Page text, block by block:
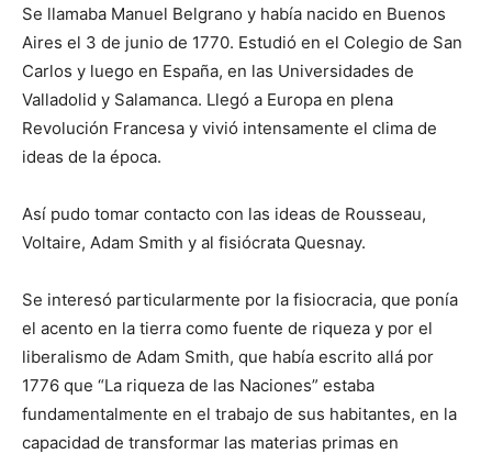
Se llamaba Manuel Belgrano y había nacido en Buenos
Aires el 3 de junio de 1770. Estudió en el Colegio de San
Carlos y luego en España, en las Universidades de
Valladolid y Salamanca. Llegó a Europa en plena
Revolución Francesa y vivió intensamente el clima de
ideas de la época.
Así pudo tomar contacto con las ideas de Rousseau,
Voltaire, Adam Smith y al fisiócrata Quesnay.
Se interesó particularmente por la fisiocracia, que ponía
el acento en la tierra como fuente de riqueza y por el
liberalismo de Adam Smith, que había escrito allá por
1776 que “La riqueza de las Naciones” estaba
fundamentalmente en el trabajo de sus habitantes, en la
capacidad de transformar las materias primas en